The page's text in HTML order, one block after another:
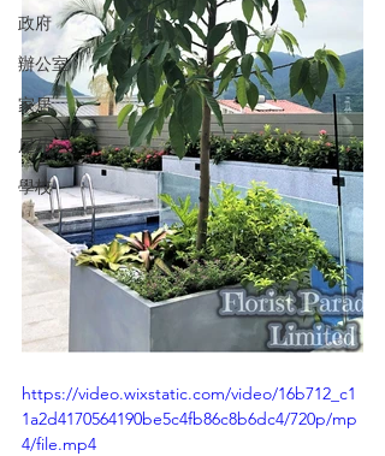
政府
辦公室
家居
屋苑
學校
https://video.wixstatic.com/video/16b712_c1
1a2d4170564190be5c4fb86c8b6dc4/720p/mp
4/file.mp4